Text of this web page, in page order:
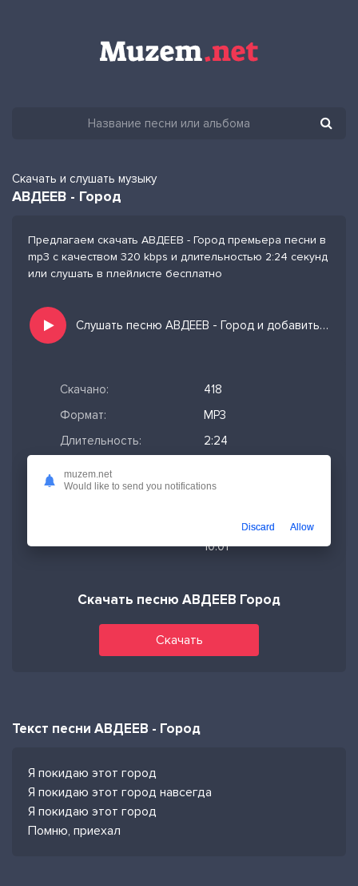
Скачать и слушать музыку
АВДЕЕВ - Город
Предлагаем скачать АВДЕЕВ - Город премьера песни в
mp3 с качеством 320 kbps и длительностью 2:24 секунд
или слушать в плейлисте бесплатно
Слушать песню АВДЕЕВ - Город и добавить в избранных
Скачано:
418
Формат:
MP3
Длительность:
2:24
Качество mp3:
320 кбит/с,
05-03-2025,
10:01
Скачать песню АВДЕЕВ Город
Скачать
Текст песни АВДЕЕВ - Город
Я покидаю этот город
Я покидаю этот город навсегда
Я покидаю этот город
Помню, приехал
muzem.net
Would like to send you notifications
Discard Allow